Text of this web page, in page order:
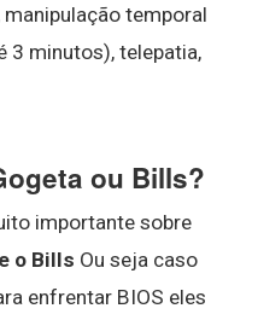
manipulação temporal
3 minutos), telepatia,
ou Bills?
importante sobre
o Bills Ou seja caso
enfrentar BIOS eles